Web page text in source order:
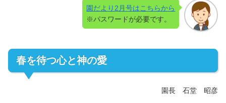
園だより2月号はこちらから
※パスワードが必要です。
春を待つ心と神の愛
園長 石堂 昭彦